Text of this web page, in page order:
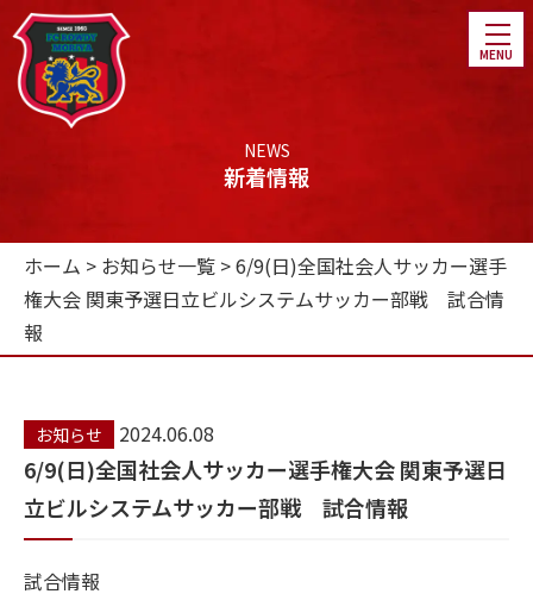
ホーム
チーム紹介
ファンクラブ
パートナー
NEWS
新着情報
ホーム > お知らせ一覧 >6/9(日)全国社会人サッカー選手
権大会 関東予選日立ビルシステムサッカー部戦 試合情
報
お知らせ 2024.06.08
6/9(日)全国社会人サッカー選手権大会 関東予選日
立ビルシステムサッカー部戦 試合情報
試合情報